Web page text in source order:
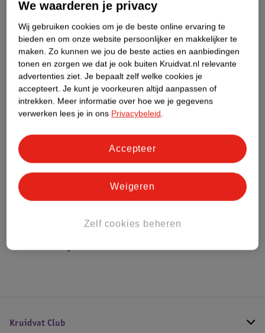
Etiketinformatie
Nature Impact Score
Dit product heeft (nog) geen Nature
Impact Score.
Meer informatie
Bestel & Bezorginformatie
Bekijk ook
Alle Repen en tabletten
Hoe controleren wij de reviews?
Kruidvat Club
We waarderen je privacy
Wij gebruiken cookies om je de beste online ervaring te
bieden en om onze website persoonlijker en makkelijker te
maken. Zo kunnen we jou de beste acties en aanbiedingen
tonen en zorgen we dat je ook buiten Kruidvat.nl relevante
advertenties ziet. Je bepaalt zelf welke cookies je
accepteert. Je kunt je voorkeuren altijd aanpassen of
intrekken. Meer informatie over hoe we je gegevens
verwerken lees je in ons Privacybeleid.
Zelf cookies beheren
Weigeren
Accepteer